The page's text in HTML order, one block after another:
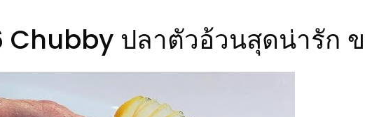
Chubby ปลาตัวอ้วนสุดน่ารัก